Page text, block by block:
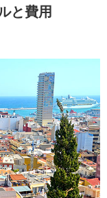
と費用